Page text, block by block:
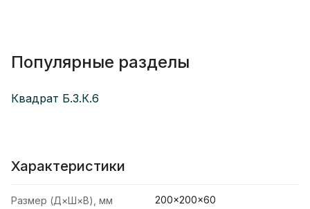
Популярные разделы
Квадрат Б.3.К.6
Характеристики
Размер (Д×Ш×В), мм 200×200×60